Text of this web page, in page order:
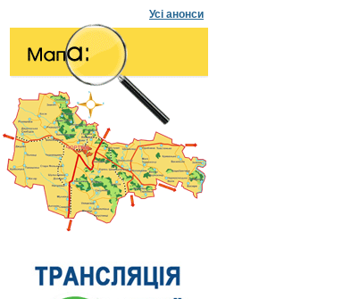
Усі анонси